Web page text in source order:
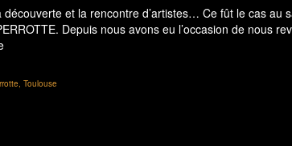
et la rencontre d’artistes… Ce fût le cas au
Depuis nous avons eu l’occasion de nous
,Toulouse